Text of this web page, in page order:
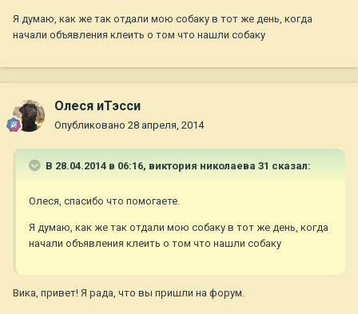
Я думаю, как же так отдали мою собаку в тот же день, когда
начали объявления клеить о том что нашли собаку
Олеся иТэсси
Опубликовано 28 апреля, 2014
В 28.04.2014 в 06:16, виктория николаева 31 сказал:
Олеся, спасибо что помогаете.
Я думаю, как же так отдали мою собаку в тот же день, когда
начали объявления клеить о том что нашли собаку
Вика, привет! Я рада, что вы пришли на форум.